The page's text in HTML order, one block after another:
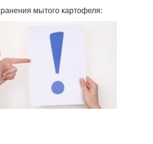
мытого картофеля: